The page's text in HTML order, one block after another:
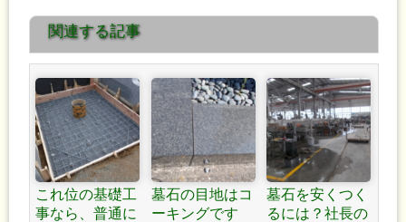
関連する記事
これ位の基礎工
事なら、普通に
墓石の目地はコ
ーキングです
墓石を安くつく
るには？社長の